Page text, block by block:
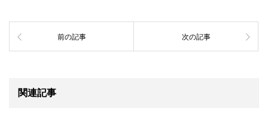
前の記事 次の記事
関連記事